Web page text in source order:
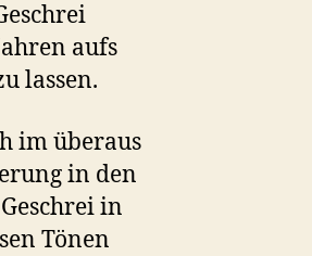
aufs
lassen.
im überaus
in den
in
Tönen